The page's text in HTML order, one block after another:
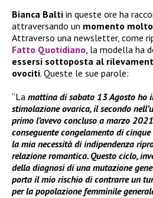
Bianca Balti in queste ore ha
attraversando un momento
Attraverso una newsletter, come
Fatto Quotidiano, la modella ha
essersi sottoposta al
ovociti. Queste le sue parole:
“La mattina di sabato 13 Agosto ho
stimolazione ovarica, il secondo
primo l’avevo concluso a marzo
conseguente congelamento di
la mia necessità di indipendenza
relazione romantica. Questo ciclo,
della diagnosi di una mutazione
porta il mio rischio di contrarre un
per la popolazione femminile